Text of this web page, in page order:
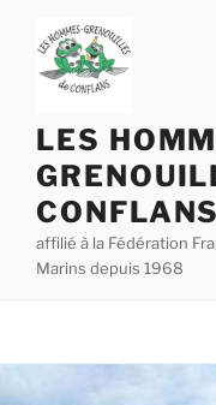
contenu
principal
LES
CONFLANS
affilié à la Fédération
Marins depuis 1968